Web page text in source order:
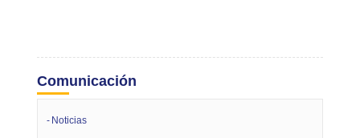
Comunicación
Noticias